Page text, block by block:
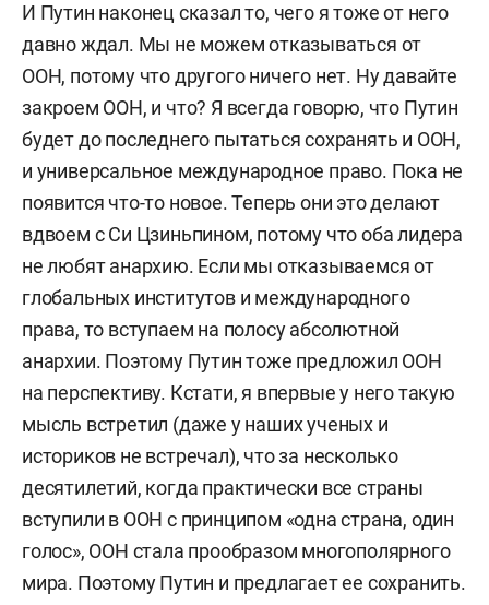
И Путин наконец сказал то, чего я тоже от него
давно ждал. Мы не можем отказываться от
ООН, потому что другого ничего нет. Ну давайте
закроем ООН, и что? Я всегда говорю, что Путин
будет до последнего пытаться сохранять и ООН,
и универсальное международное право. Пока не
появится что-то новое. Теперь они это делают
вдвоем с Си Цзиньпином, потому что оба лидера
не любят анархию. Если мы отказываемся от
глобальных институтов и международного
права, то вступаем на полосу абсолютной
анархии. Поэтому Путин тоже предложил ООН
на перспективу. Кстати, я впервые у него такую
мысль встретил (даже у наших ученых и
историков не встречал), что за несколько
десятилетий, когда практически все страны
вступили в ООН с принципом «одна страна, один
голос», ООН стала прообразом многополярного
мира. Поэтому Путин и предлагает ее сохранить.